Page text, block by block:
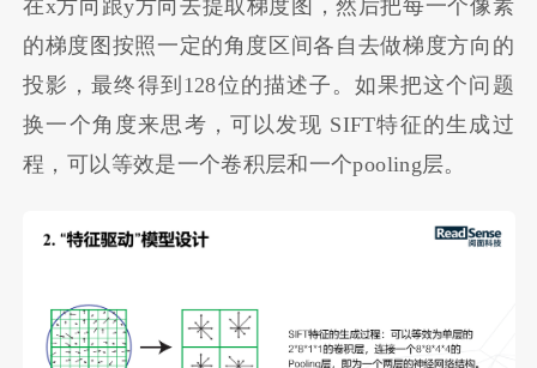
在x方向跟y方向去提取梯度图，然后把每一个像素
的梯度图按照一定的角度区间各自去做梯度方向的
投影，最终得到128位的描述子。如果把这个问题
换一个角度来思考，可以发现 SIFT特征的生成过
程，可以等效是一个卷积层和一个pooling层。